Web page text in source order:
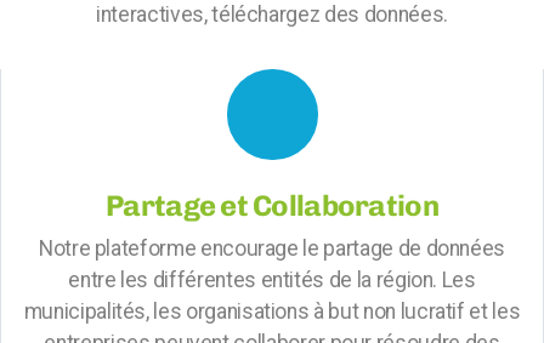
interactives, téléchargez des données.
Partage et Collaboration
Notre plateforme encourage le partage de données
entre les différentes entités de la région. Les
municipalités, les organisations à but non lucratif et les